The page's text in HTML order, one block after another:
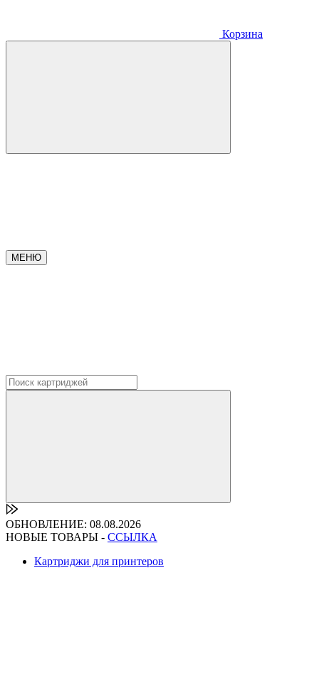
Корзина
МЕНЮ
ОБНОВЛЕНИЕ: 08.08.2026
НОВЫЕ ТОВАРЫ - ССЫЛКА
Картриджи для принтеров